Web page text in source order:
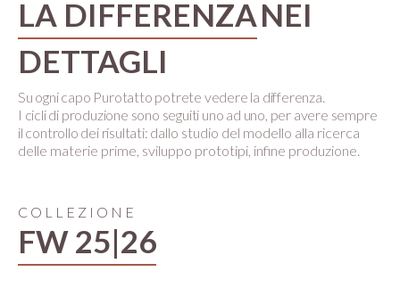
LA DIFFERENZANEI
DETTAGLI
Su ogni capo Purotatto potrete vedere la differenza.
I cicli di produzione sono seguiti uno ad uno, per avere sempre
il controllo dei risultati: dallo studio del modello alla ricerca
delle materie prime, sviluppo prototipi, infine produzione.
COLLEZIONE
FW 25|26